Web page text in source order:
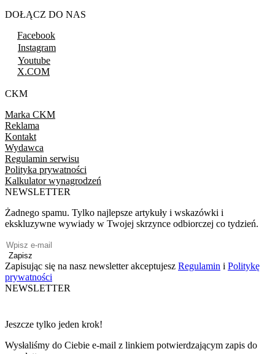
DOŁĄCZ DO NAS
Facebook
Instagram
Youtube
X.COM
CKM
Marka CKM
Reklama
Kontakt
Wydawca
Regulamin serwisu
Polityka prywatności
Kalkulator wynagrodzeń
NEWSLETTER
Żadnego spamu. Tylko najlepsze artykuły i wskazówki i
ekskluzywne wywiady w Twojej skrzynce odbiorczej co tydzień.
Zapisz
Zapisując się na nasz newsletter akceptujesz Regulamin i Politykę
prywatności
NEWSLETTER
Jeszcze tylko jeden krok!
Wysłaliśmy do Ciebie e-mail z linkiem potwierdzającym zapis do